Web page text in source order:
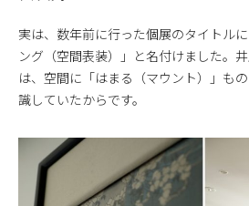
実は、数年前に行った個展のタイトル
ング（空間表装）」と名付けました。
は、空間に「はまる（マウント）」も
識していたからです。